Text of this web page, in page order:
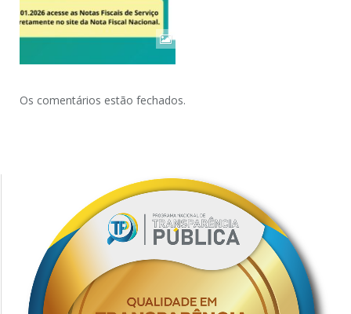
Os comentários estão fechados.